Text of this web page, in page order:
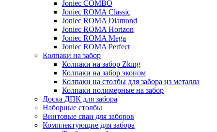
Joniec COMBO
Joniec ROMA Classic
Joniec ROMA Diamond
Joniec ROMA Horizon
Joniec ROMA Mega
Joniec ROMA Perfect
Колпаки на забор
Колпаки на забор Zking
Колпаки на забор эконом
Колпаки на столбы для забора из металла
Колпаки полимерные на забор
Доска ДПК для забора
Наборные столбы
Винтовые сваи для заборов
Комплектующие для забора